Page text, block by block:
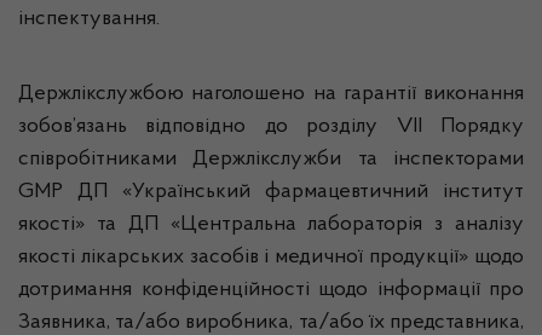
інспектування.
Держлікслужбою наголошено на гарантії виконання
зобов’язань відповідно до розділу VII Порядку
співробітниками Держлікслужби та інспекторами
GMP ДП «Український фармацевтичний інститут
якості» та ДП «Центральна лабораторія з аналізу
якості лікарських засобів і медичної продукції» щодо
дотримання конфіденційності щодо інформації про
Заявника, та/або виробника, та/або їх представника,